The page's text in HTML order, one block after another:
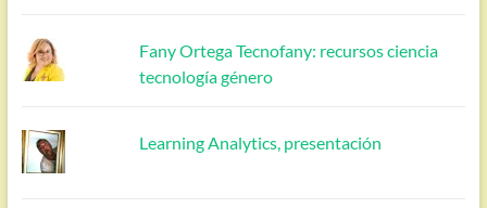
Fany Ortega Tecnofany: recursos ciencia
tecnología género
Learning Analytics, presentación